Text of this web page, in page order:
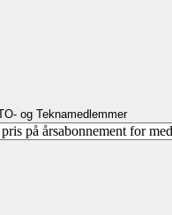
og Teknamedlemmer
på årsabonnement for